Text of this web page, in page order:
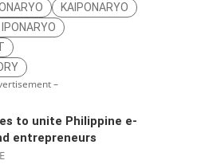
KAIPONARYO
–
to unite Philippine e-
entrepreneurs